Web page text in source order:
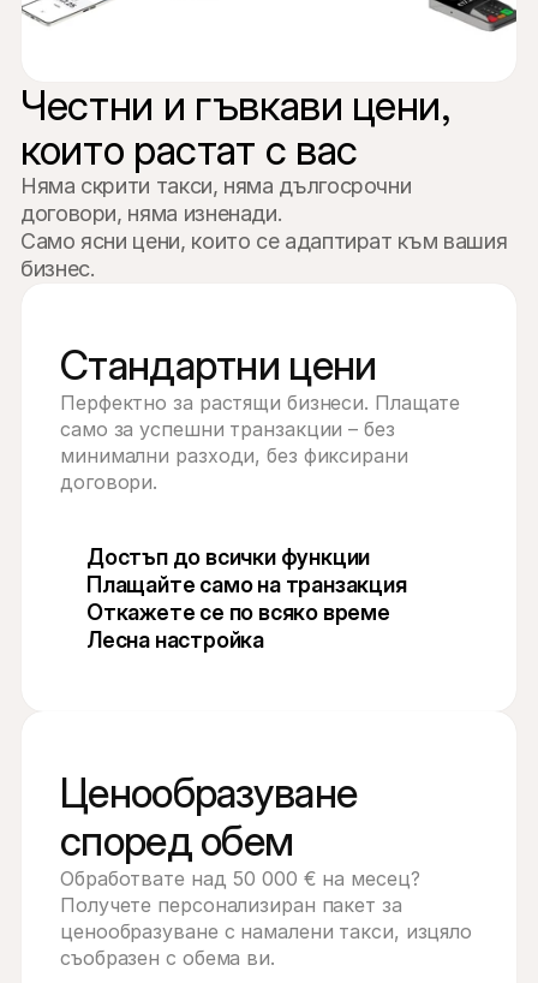
Честни и гъвкави цени,
които растат с вас
Няма скрити такси, няма дългосрочни
договори, няма изненади.
Само ясни цени, които се адаптират към вашия
бизнес.
Стандартни цени
Перфектно за растящи бизнеси. Плащате
само за успешни транзакции – без
минимални разходи, без фиксирани
договори.
Достъп до всички функции
Плащайте само на транзакция
Откажете се по всяко време
Лесна настройка
Ценообразуване
според обем
Обработвате над 50 000 € на месец?
Получете персонализиран пакет за
ценообразуване с намалени такси, изцяло
съобразен с обема ви.